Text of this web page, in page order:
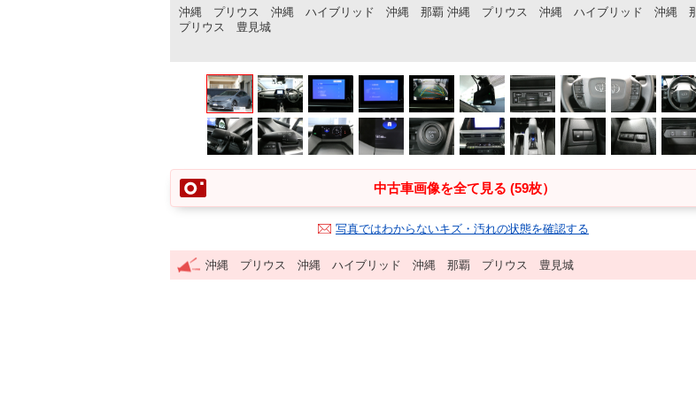
沖縄 プリウス 沖縄 ハイブリッド 沖縄 那覇 沖縄 プリウス 沖縄 ハイブリッド 沖縄
プリウス 豊見城
中古車画像を全て見る (59枚）
写真ではわからないキズ・汚れの状態を確認する
沖縄 プリウス 沖縄 ハイブリッド 沖縄 那覇 プリウス 豊見城